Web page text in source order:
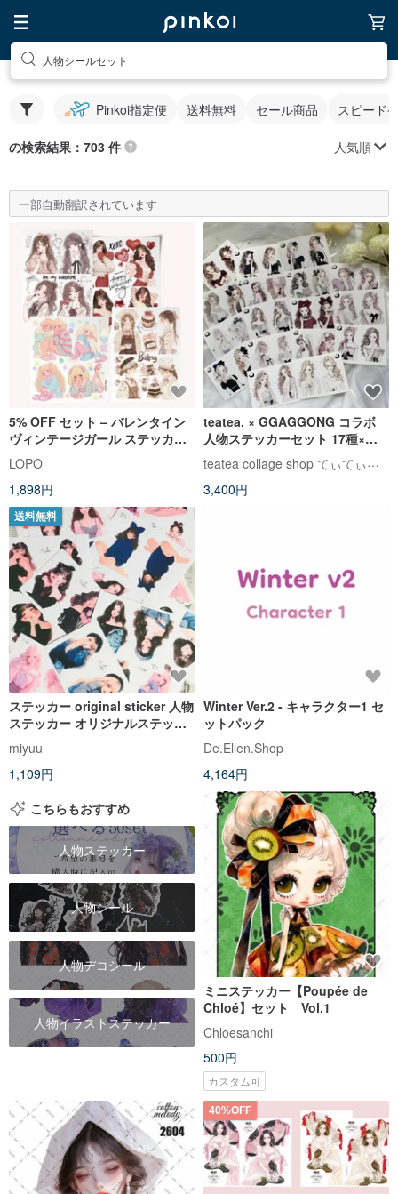
人物シールセット
Pinkoi指定便 送料無料 セール商品 スピード
の検索結果：703 件 人気順
一部自動翻訳されています
5% OFF セット – バレンタイン
ヴィンテージガール ステッカー
セット（4 種デザイン）
LOPO
1,898円
teatea. × GGAGGONG コラボ
人物ステッカーセット 17種×各2
枚
teatea collage shop てぃてぃ｜紙もの・ステッカー
3,400円
送料無料
ステッカー original sticker 人物
ステッカー オリジナルステッカ
カー
miyuu
1,109円
Winter Ver.2 - キャラクター1 セ
ットパック
De.Ellen.Shop
4,164円
こちらもおすすめ
人物ステッカー
人物シール
人物デコシール
人物イラストステッカー
ミニステッカー【Poupée de
Chloé】セット Vol.1
Chloesanchi
500円
カスタム可
40%OFF